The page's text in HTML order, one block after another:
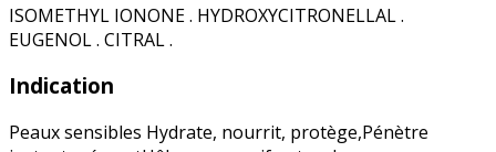
ISOMETHYL IONONE . HYDROXYCITRONELLAL .
EUGENOL . CITRAL .
Indication
Peaux sensibles Hydrate, nourrit, protège,Pénètre